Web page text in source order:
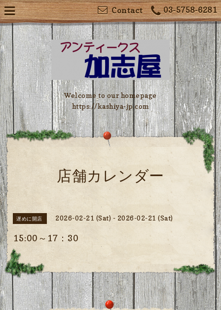
03-5758-6281
Contact
Welcome to our homepage
https://kashiya-jp.com
店舗カレンダー
遅めに開店 2026-02-21 (Sat) - 2026-02-21 (Sat)
15:00～17：30